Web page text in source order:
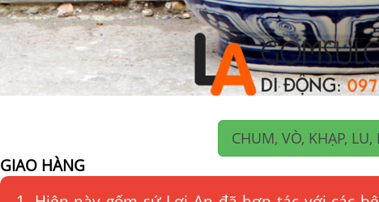
CHUM, VÒ, KHẠP, LU,
GIAO HÀNG